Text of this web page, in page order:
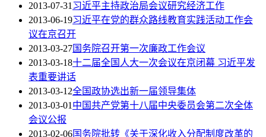
2013-07-31习近平主持政治局会议研究经济工作
2013-06-19习近平在党的群众路线教育实践活动工作会
议在京召开
2013-03-27国务院召开第一次廉政工作会议
2013-03-18十二届全国人大一次会议在京闭幕 习近平发
表重要讲话
2013-03-12全国政协选出新一届领导集体
2013-03-01中国共产党第十八届中央委员会第二次全体
会议公报
2013-02-06国务院批转《关于深化收入分配制度改革的